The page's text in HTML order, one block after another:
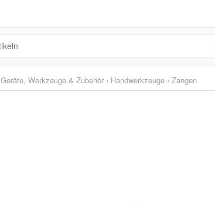
Geräte, Werkzeuge & Zubehör › Handwerkzeuge › Zangen